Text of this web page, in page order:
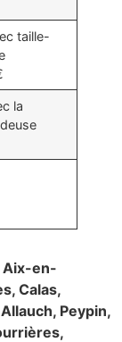
taille-
la
Aix-en-
Calas,
Peypin,